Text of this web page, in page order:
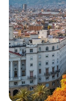
スペイン
必要
旅行
スペイン
7泊8
費用